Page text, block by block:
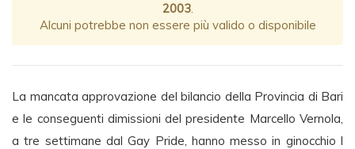
2003.
Alcuni potrebbe non essere più valido o disponibile
La mancata approvazione del bilancio della Provincia di Bari
e le conseguenti dimissioni del presidente Marcello Vernola,
a tre settimane dal Gay Pride, hanno messo in ginocchio l